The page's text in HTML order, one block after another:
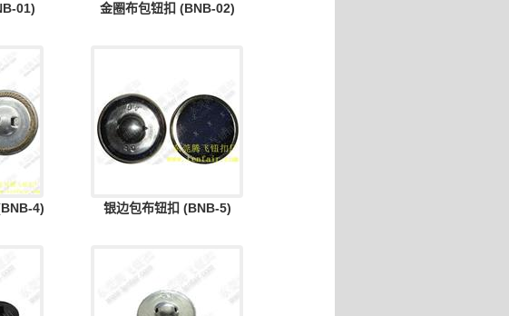
01) 金圈布包钮扣 (BNB-02)
4) 银边包布钮扣 (BNB-5)